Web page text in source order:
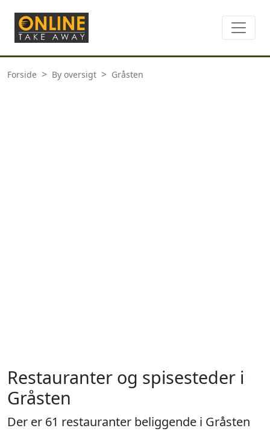
Forside By oversigt Gråsten
Restauranter og spisesteder i
Gråsten
Der er 61 restauranter beliggende i Gråsten